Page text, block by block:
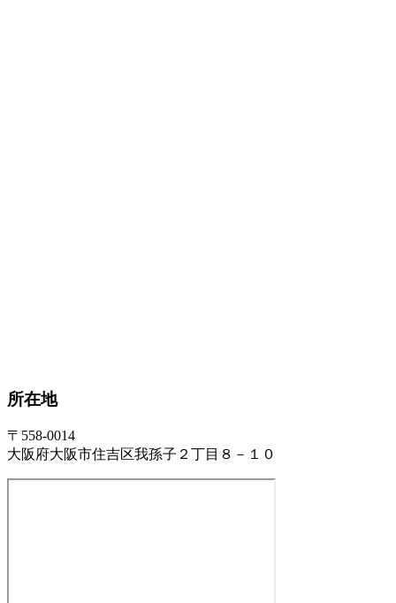
所在地
〒558-0014
大阪府大阪市住吉区我孫子２丁目８－１０